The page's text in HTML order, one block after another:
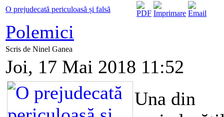
O prejudecată periculoasă și falsă
Polemici
Scris de Ninel Ganea
Joi, 17 Mai 2018 11:52
Una din